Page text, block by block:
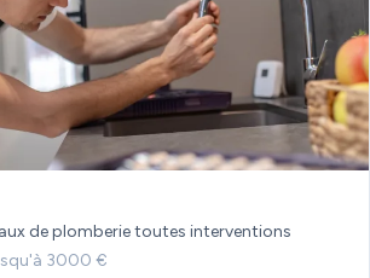
de plomberie toutes interventions
3000 €